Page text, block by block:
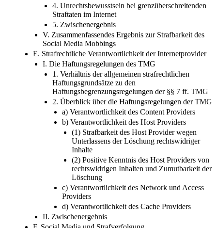
4. Unrechtsbewusstsein bei grenzüberschreitenden
Straftaten im Internet
5. Zwischenergebnis
V. Zusammenfassendes Ergebnis zur Strafbarkeit des
Social Media Mobbings
E. Strafrechtliche Verantwortlichkeit der Internetprovider
I. Die Haftungsregelungen des TMG
1. Verhältnis der allgemeinen strafrechtlichen
Haftungsgrundsätze zu den
Haftungsbegrenzungsregelungen der §§ 7 ff. TMG
2. Überblick über die Haftungsregelungen der TMG
a) Verantwortlichkeit des Content Providers
b) Verantwortlichkeit des Host Providers
(1) Strafbarkeit des Host Provider wegen
Unterlassens der Löschung rechtswidriger
Inhalte
(2) Positive Kenntnis des Host Providers von
rechtswidrigen Inhalten und Zumutbarkeit der
Löschung
c) Verantwortlichkeit des Network und Access
Providers
d) Verantwortlichkeit des Cache Providers
II. Zwischenergebnis